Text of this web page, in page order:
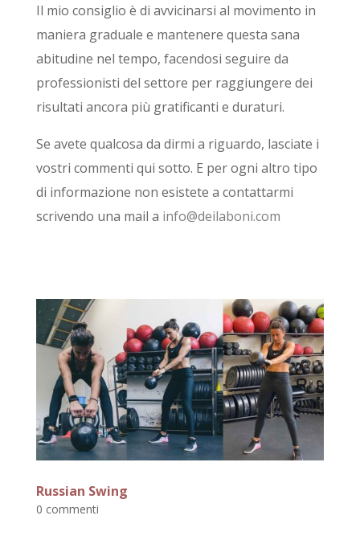
Il mio consiglio è di avvicinarsi al movimento in
maniera graduale e mantenere questa sana
abitudine nel tempo, facendosi seguire da
professionisti del settore per raggiungere dei
risultati ancora più gratificanti e duraturi.
Se avete qualcosa da dirmi a riguardo, lasciate i
vostri commenti qui sotto. E per ogni altro tipo
di informazione non esistete a contattarmi
scrivendo una mail a info@deilaboni.com
Russian Swing
0 commenti